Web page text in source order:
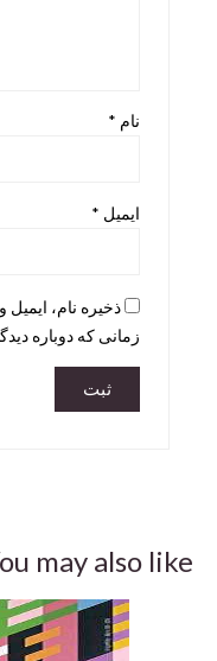
نام *
ایمیل *
ذخیره نام،
زمانی که دوباره
may also like...